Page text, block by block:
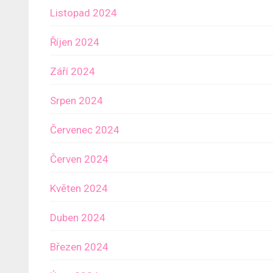
Listopad 2024
Říjen 2024
Září 2024
Srpen 2024
Červenec 2024
Červen 2024
Květen 2024
Duben 2024
Březen 2024